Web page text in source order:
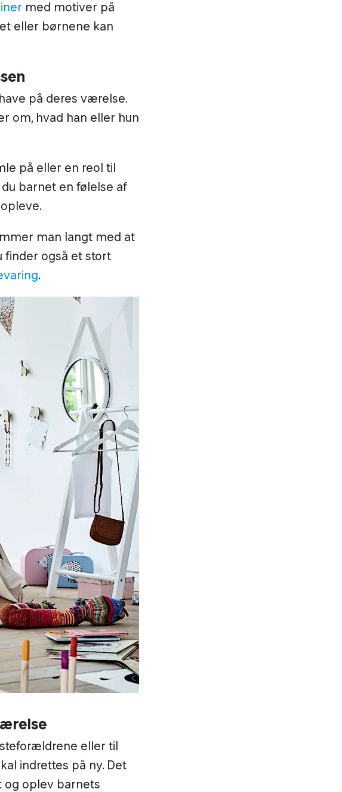
med motiver på
eller børnene kan
på deres værelse.
om, hvad han eller hun
på eller en reol til
barnet en følelse af
man langt med at
finder også et stort
.
eller til
indrettes på ny. Det
og oplev barnets